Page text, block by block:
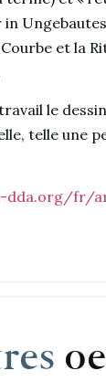
in
et la
le
telle une
dda.org/fr/